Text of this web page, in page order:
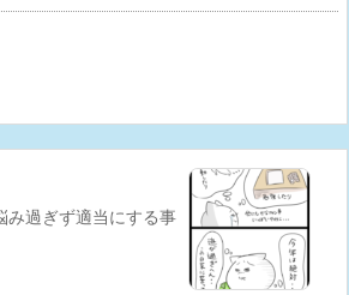
過ぎず適当にする事